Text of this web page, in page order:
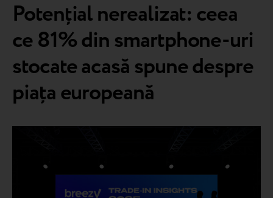
Potențial nerealizat: ceea
ce 81% din smartphone-uri
stocate acasă spune despre
piața europeană